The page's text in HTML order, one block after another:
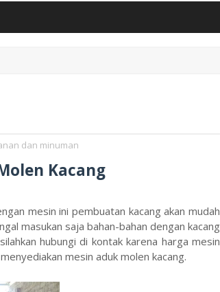
dan minuman
Kacang
mesin ini pembuatan kacang akan mudah
masukan saja bahan-bahan dengan kacang
hubungi di kontak karena harga mesin
mesin aduk molen kacang.